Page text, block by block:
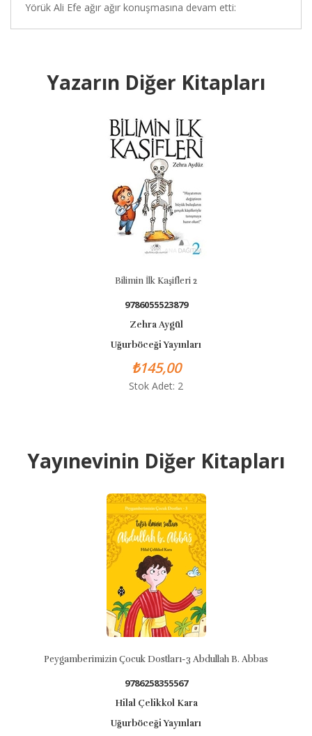
Yörük Ali Efe ağır ağır konuşmasına devam etti:
Yazarın Diğer Kitapları
Bilimin İlk Kaşifleri 2
9786055523879
Zehra Aygül
Uğurböceği Yayınları
₺145,00
Stok Adet: 2
Yayınevinin Diğer Kitapları
Peygamberimizin Çocuk Dostları-3 Abdullah B. Abbas
9786258355567
Hilal Çelikkol Kara
Uğurböceği Yayınları